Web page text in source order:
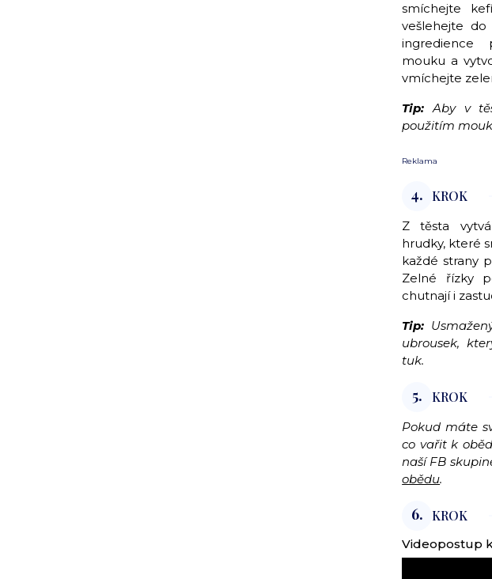
smíchejte
vešlehejte do
mouku a
vmíchejte
Tip: Aby v
použitím
Reklama
4. KROK
Z těsta
hrudky, které
každé strany
Zelné řízky
chutnají i
Tip:
ubrousek,
tuk.
5. KROK
Pokud máte
co vařit k
naší FB
obědu.
6. KROK
Videopostup